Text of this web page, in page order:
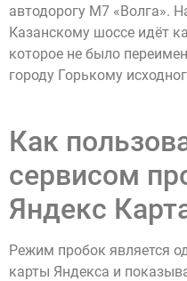
автодорогу М7 «Волга».
Казанскому шоссе идёт
которое не было
городу Горькому
Как
сервисом
Яндекс
Режим пробок является
карты Яндекса и